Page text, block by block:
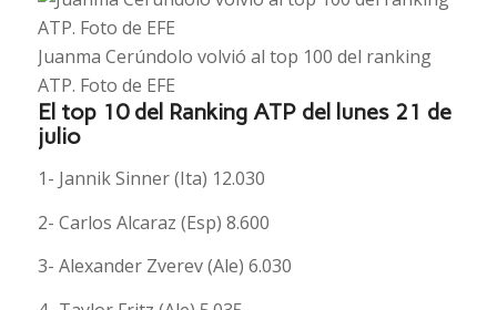
Juanma Cerúndolo volvió al top 100 del ranking
ATP. Foto de EFE
El top 10 del Ranking ATP del lunes 21 de
julio
1- Jannik Sinner (Ita) 12.030
2- Carlos Alcaraz (Esp) 8.600
3- Alexander Zverev (Ale) 6.030